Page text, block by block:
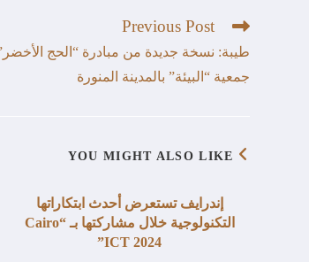
Previous Post
طيبة: نسخة جديدة من مبادرة “الحج
جمعية “البيئة” بالمدينة المنورة
YOU MIGHT ALSO LIKE
إندرايف تستعرض أحدث ابتكاراتها
التكنولوجية خلال مشاركتها بـ “Cairo
ICT 2024”